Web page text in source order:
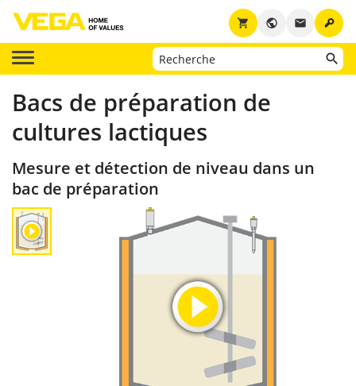
key
email
public
shopping_cart
Bacs de préparation de
cultures lactiques
Mesure et détection de niveau dans un
bac de préparation